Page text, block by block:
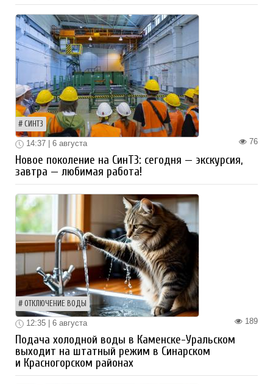
СИНТЗ
76
14:37 | 6 августа
Новое поколение на СинТЗ: сегодня — экскурсия,
завтра — любимая работа!
ОТКЛЮЧЕНИЕ ВОДЫ
189
12:35 | 6 августа
Подача холодной воды в Каменске-Уральском
выходит на штатный режим в Синарском
и Красногорском районах